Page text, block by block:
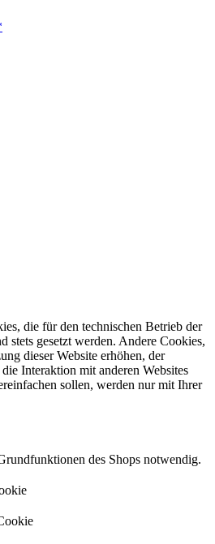
die für den technischen Betrieb der
stets gesetzt werden. Andere Cookies,
dieser Website erhöhen, der
Interaktion mit anderen Websites
sollen, werden nur mit Ihrer
des Shops notwendig.